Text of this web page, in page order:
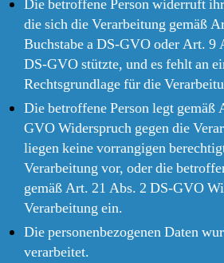
Die betroffene Person widerruft
die sich die Verarbeitung gemäß
Buchstabe a DS-GVO oder Art. 9
DS-GVO stützte, und es fehlt an
Rechtsgrundlage für die
Die betroffene Person legt gemäß
GVO Widerspruch gegen die
liegen keine vorrangigen
Verarbeitung vor, oder die
gemäß Art. 21 Abs. 2 DS-GVO
Verarbeitung ein.
Die personenbezogenen Daten
verarbeitet.